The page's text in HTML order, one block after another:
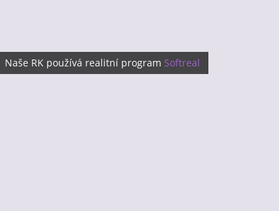
Naše RK používá realitní program Softreal